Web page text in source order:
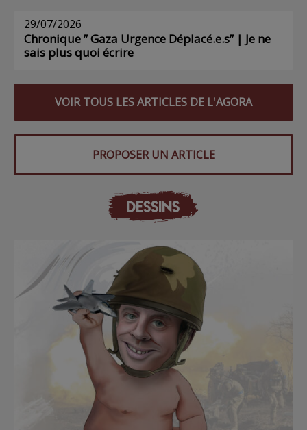
29/07/2026
Chronique ” Gaza Urgence Déplacé.e.s” | Je ne
sais plus quoi écrire
VOIR TOUS LES ARTICLES DE L'AGORA
PROPOSER UN ARTICLE
DESSINS